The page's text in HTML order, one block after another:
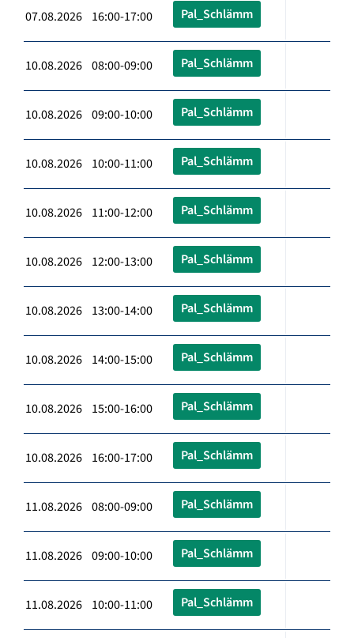
07.08.2026 16:00-17:00 Pal_Schlämm
10.08.2026 08:00-09:00 Pal_Schlämm
10.08.2026 09:00-10:00 Pal_Schlämm
10.08.2026 10:00-11:00 Pal_Schlämm
10.08.2026 11:00-12:00 Pal_Schlämm
10.08.2026 12:00-13:00 Pal_Schlämm
10.08.2026 13:00-14:00 Pal_Schlämm
10.08.2026 14:00-15:00 Pal_Schlämm
10.08.2026 15:00-16:00 Pal_Schlämm
10.08.2026 16:00-17:00 Pal_Schlämm
11.08.2026 08:00-09:00 Pal_Schlämm
11.08.2026 09:00-10:00 Pal_Schlämm
11.08.2026 10:00-11:00 Pal_Schlämm